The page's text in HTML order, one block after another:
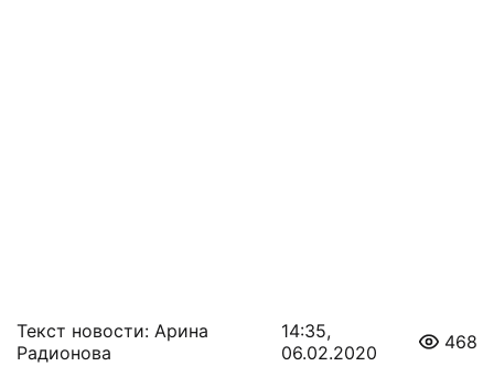
Текст новости: Арина
Радионова
14:35,
06.02.2020
468